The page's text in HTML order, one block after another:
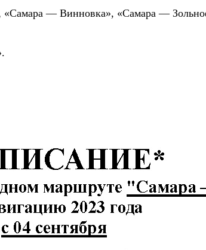
— Винновка», «Самара —